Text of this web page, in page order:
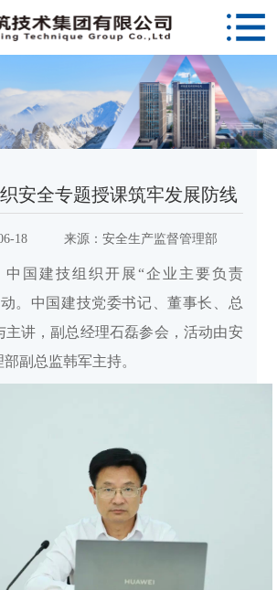
安全专题授课筑牢发展防线
18 来源： 安全生产监督管理部
中国建技组织开展“企业主要负责
。中国建技党委书记、董事长、总
主讲，副总经理石磊参会，活动由安
副总监韩军主持。